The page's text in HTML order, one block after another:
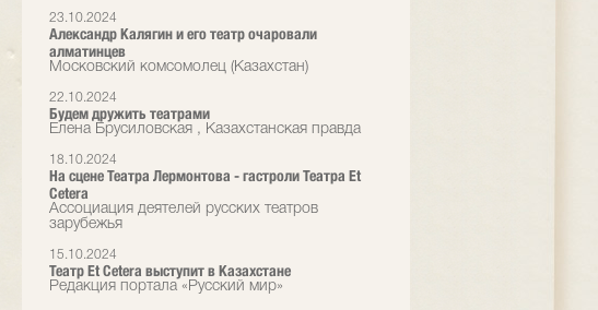
23.10.2024
Александр Калягин и его театр очаровали
алматинцев
Московский комсомолец (Казахстан)
22.10.2024
Будем дружить театрами
Елена Брусиловская , Казахстанская правда
18.10.2024
На сцене Театра Лермонтова - гастроли Театра Et
Cetera
Ассоциация деятелей русских театров
зарубежья
15.10.2024
Театр Et Cetera выступит в Казахстане
Редакция портала «Русский мир»